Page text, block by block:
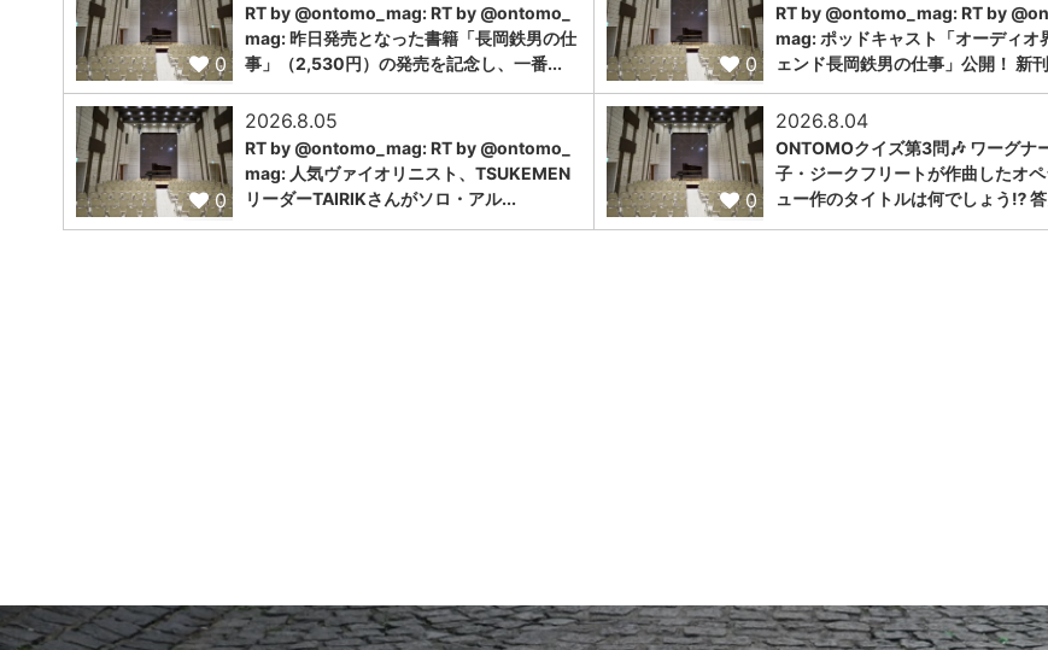
0
RT by @ontomo_mag: RT by @ontomo_
mag: 昨日発売となった書籍「長岡鉄男の仕
事」（2,530円）の発売を記念し、一番...
0
RT by @ontomo_mag: RT by
mag: ポッドキャスト「オーディオ
ェンド長岡鉄男の仕事」公開！ 新
0
2026.8.05
RT by @ontomo_mag: RT by @ontomo_
mag: 人気ヴァイオリニスト、TSUKEMEN
リーダーTAIRIKさんがソロ・アル...
0
2026.8.04
ONTOMOクイズ第3問🎶 ワーグナ
子・ジークフリートが作曲したオ
ュー作のタイトルは何でしょう⁉️